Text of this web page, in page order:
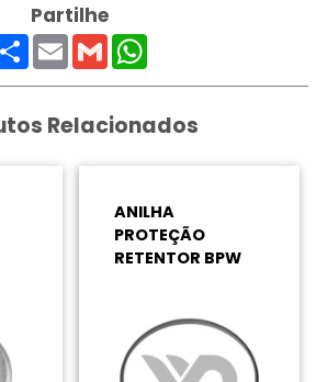
Partilhe
ShareEmailGmail
Relacionados
ANILHA
PROTEÇÃO
RETENTOR BPW